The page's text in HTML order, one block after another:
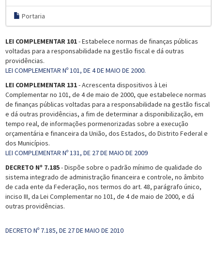
Portaria
LEI COMPLEMENTAR 101- Estabelece normas de finanças públicas
voltadas para a responsabilidade na gestão fiscal e dá outras
providências.
LEI COMPLEMENTAR Nº 101, DE 4 DE MAIO DE 2000.
LEI COMPLEMENTAR 131- Acrescenta dispositivos à Lei
Complementar no 101, de 4 de maio de 2000, que estabelece normas
de finanças públicas voltadas para a responsabilidade na gestão fiscal
e dá outras providências, a fim de determinar a disponibilização, em
tempo real, de informações pormenorizadas sobre a execução
orçamentária e financeira da União, dos Estados, do Distrito Federal e
dos Municípios.
LEI COMPLEMENTAR Nº 131, DE 27 DE MAIO DE 2009
DECRETO Nº 7.185- Dispõe sobre o padrão mínimo de qualidade do
sistema integrado de administração financeira e controle, no âmbito
de cada ente da Federação, nos termos do art. 48, parágrafo único,
inciso III, da Lei Complementar no 101, de 4 de maio de 2000, e dá
outras providências.
DECRETO Nº 7.185, DE 27 DE MAIO DE 2010